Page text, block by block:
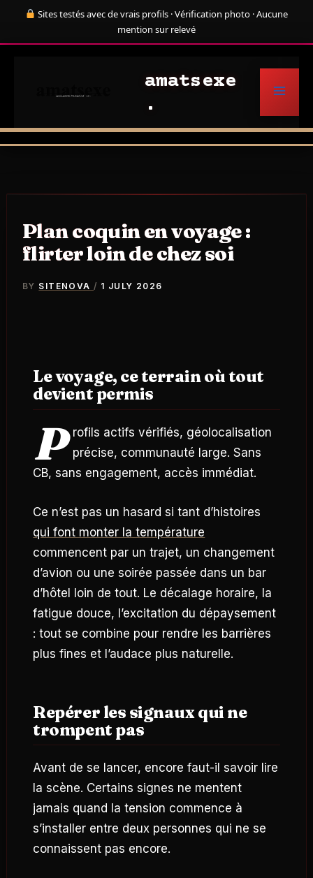
Sites testés avec de vrais profils · Vérification photo · Aucune
mention sur relevé
amatsexe
Plan coquin en voyage :
flirter loin de chez soi
BY SITENOVA/ 1 JULY 2026
Le voyage, ce terrain où tout
devient permis
P rofils actifs vérifiés, géolocalisation
précise, communauté large. Sans
CB, sans engagement, accès immédiat.
Ce n’est pas un hasard si tant d’histoires
qui font monter la température
commencent par un trajet, un changement
d’avion ou une soirée passée dans un bar
d’hôtel loin de tout. Le décalage horaire, la
fatigue douce, l’excitation du dépaysement
: tout se combine pour rendre les barrières
plus fines et l’audace plus naturelle.
Repérer les signaux qui ne
trompent pas
Avant de se lancer, encore faut-il savoir lire
la scène. Certains signes ne mentent
jamais quand la tension commence à
s’installer entre deux personnes qui ne se
connaissent pas encore.